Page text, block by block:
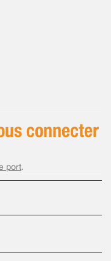
connecter
port.